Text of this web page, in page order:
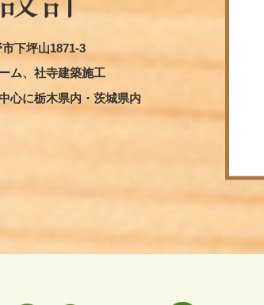
下坪山1871-3
ム、社寺建築施工
心に栃木県内・茨城県内